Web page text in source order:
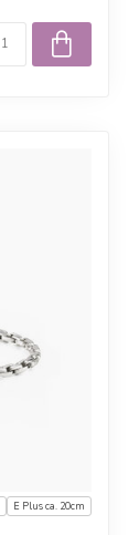
E Plus ca. 20cm